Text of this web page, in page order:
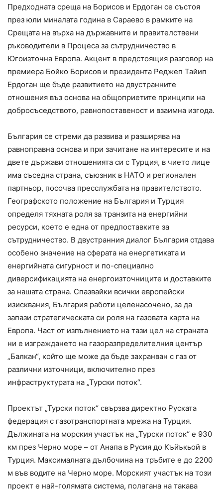
Предходната среща на Борисов и Ердоган се състоя
през юли миналата година в Сараево в рамките на
Срещата на върха на държавните и правителствени
ръководители в Процеса за сътрудничество в
Югоизточна Европа. Акцент в предстоящия разговор на
премиера Бойко Борисов и президента Реджеп Тайип
Ердоган ще бъде развитието на двустранните
отношения въз основа на общоприетите принципи на
добросъседството, равнопоставеност и взаимна изгода.
България се стреми да развива и разширява на
равноправна основа и при зачитане на интересите и на
двете държави отношенията си с Турция, в чието лице
има съседна страна, съюзник в НАТО и регионален
партньор, посочва пресслужбата на правителството.
Географското положение на България и Турция
определя тяхната роля за транзита на енергийни
ресурси, което е една от предпоставките за
сътрудничество. В двустранния диалог България отдава
особено значение на сферата на енергетиката и
енергийната сигурност и по-специално
диверсификацията на енергоизточниците и доставките
за нашата страна. Спазвайки всички европейски
изисквания, България работи целенасочено, за да
запази стратегическата си роля на газовата карта на
Европа. Част от изпълнението на тази цел на страната
ни е изграждането на газоразпределителния център
„Балкан“, който ще може да бъде захранван с газ от
различни източници, включително през
инфраструктурата на „Турски поток“.
Проектът „Турски поток“ свързва директно Руската
федерация с газотранспортната мрежа на Турция.
Дължината на морския участък на „Турски поток“ е 930
км през Черно море – от Анапа в Русия до Къйъкьой в
Турция. Максималната дълбочина на тръбите е до 2200
м във водите на Черно море. Морският участък на този
проект е най-голямата система, полагана на такава